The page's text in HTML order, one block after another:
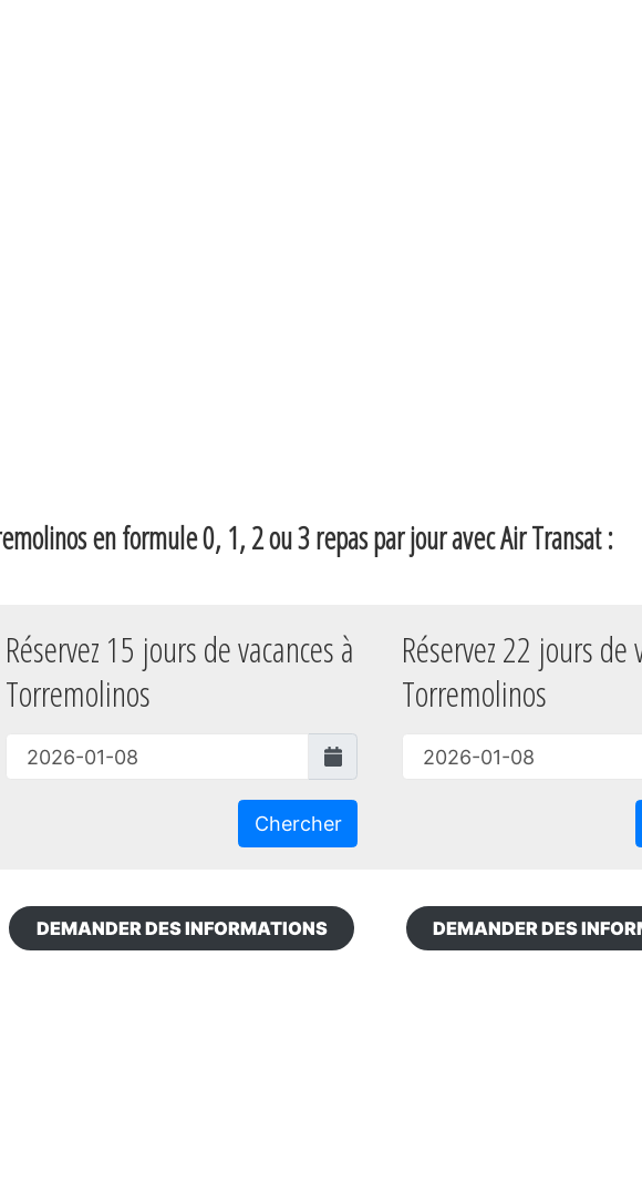
en formule 0, 1, 2 ou 3 repas par jour avec Air Transat :
Réservez 15 jours de vacances à
Torremolinos
Chercher
DEMANDER DES INFORMATIONS
Réservez 22 jours de
Torremolinos
DEMANDER DES